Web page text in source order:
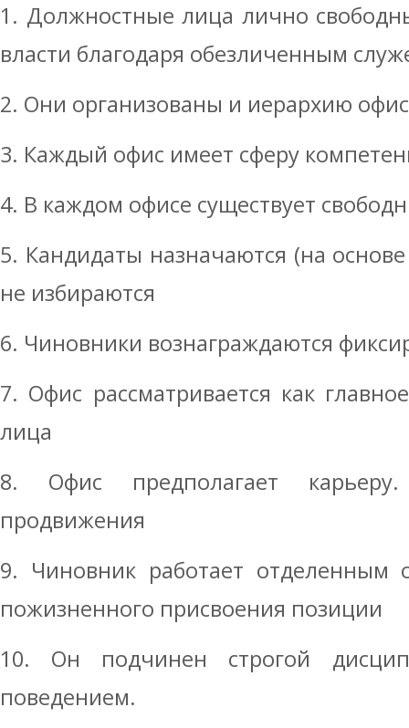
1. Должностные лица лично
власти благодаря обезличенным
2. Они организованы и иерархию
3. Каждый офис имеет сферу
4. В каждом офисе существует
5. Кандидаты назначаются (на
не избираются
6. Чиновники вознаграждаются
7. Офис рассматривается как
лица
8. Офис предполагает карьеру.
продвижения
9. Чиновник работает отделенным
пожизненного присвоения позиции
10. Он подчинен строгой
поведением.